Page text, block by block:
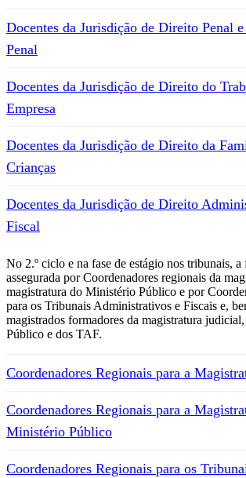
Docentes da Jurisdição de Direito Penal e
Penal
Docentes da Jurisdição de Direito do
Empresa
Docentes da Jurisdição de Direito da
Crianças
Docentes da Jurisdição de Direito
Fiscal
No 2.º ciclo e na fase de estágio nos tribunais, a
assegurada por Coordenadores regionais da
magistratura do Ministério Público e por
para os Tribunais Administrativos e Fiscais e,
magistrados formadores da magistratura
Público e dos TAF.
Coordenadores Regionais para a
Coordenadores Regionais para a
Ministério Público
Coordenadores Regionais para os